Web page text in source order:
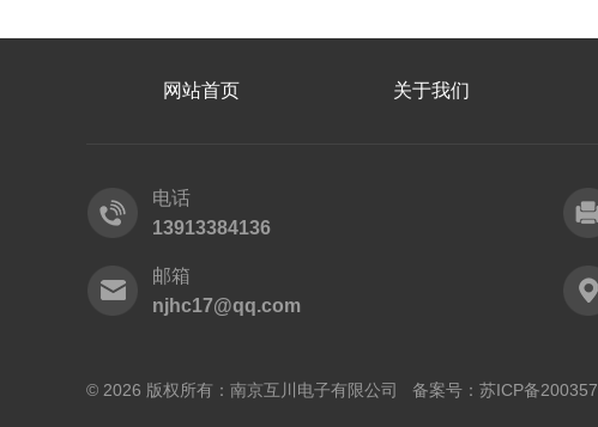
网站首页 关于我们
电话
13913384136
邮箱
njhc17@qq.com
© 2026 版权所有：南京互川电子有限公司 备案号： 苏ICP备